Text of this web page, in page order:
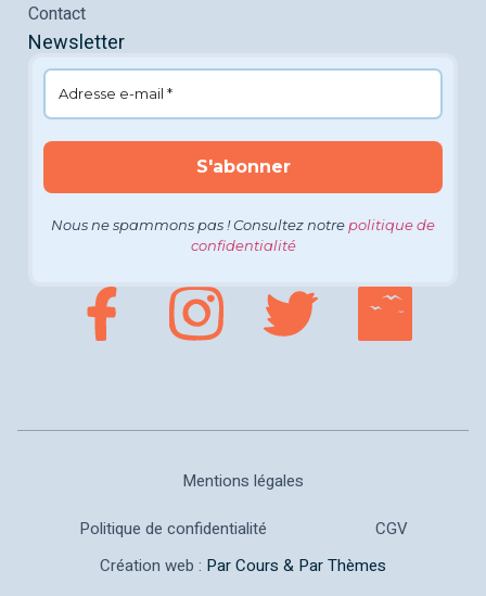
Contact
Newsletter
Nous ne spammons pas ! Consultez notre politique de
confidentialité
Mentions légales
Politique de confidentialité
CGV
Création web : Par Cours & Par Thèmes